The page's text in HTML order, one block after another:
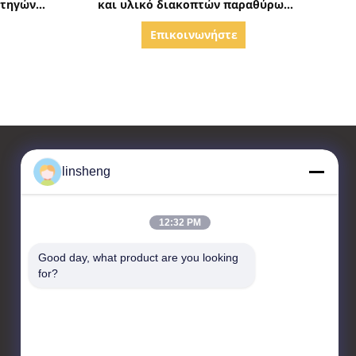
και υλικό διακοπτών παραθύρων
δύναμης καρφιτσών καθολικά
Επικοινωνήστε
επαφή
ENTERPRISE CO., LTD
linsheng
12:32 PM
Good day, what product are you looking
for?